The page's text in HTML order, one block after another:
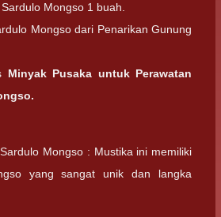
Mongso 1 buah.
Mongso dari Penarikan Gunung
Minyak Pusaka untuk Perawatan
Mongso : Mustika ini memiliki
yang sangat unik dan langka